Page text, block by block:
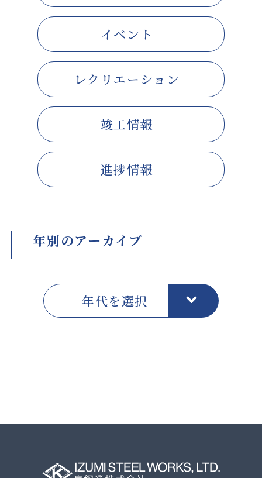
イベント
レクリエーション
竣工情報
進捗情報
年別のアーカイブ
年代を選択